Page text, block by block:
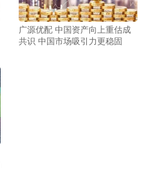
广源优配 中国资产向上重估成
共识 中国市场吸引力更稳固